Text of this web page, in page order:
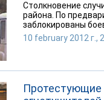
Столкновение
района. По
заблокированы
10 february 2012 г.,
Протестующие